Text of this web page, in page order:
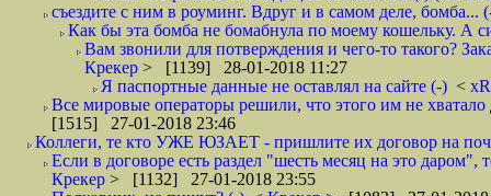
съездите с ним в роуминг. Вдруг и в самом деле, бомба...
Как бы эта бомба не бомабнула по моему кошельку. А
Вам звонили для потверждения и чего-то такого?
Крекер > [1139] 28-01-2018 11:27
Я паспортные данные не оставлял на сайте (-) <
Все мировые операторы решили, что этого им не
[1515] 27-01-2018 23:46
Коллеги, те кто УЖЕ ЮЗАЕТ - пришлите их договор на
Если в договоре есть раздел "шесть месяц на это даром",
Крекер > [1132] 27-01-2018 23:55